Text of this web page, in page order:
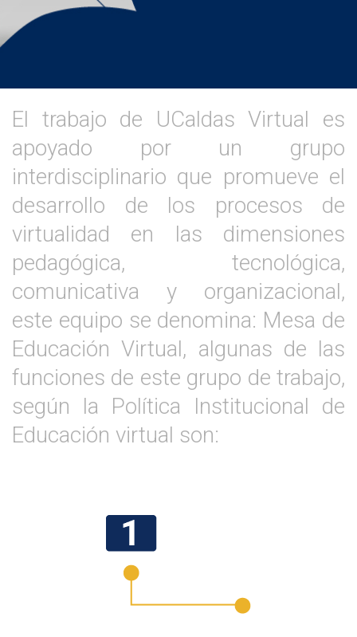
El trabajo de UCaldas Virtual es
apoyado por un grupo
interdisciplinario que promueve el
desarrollo de los procesos de
virtualidad en las dimensiones
pedagógica, tecnológica,
comunicativa y organizacional,
este equipo se denomina: Mesa de
Educación Virtual, algunas de las
funciones de este grupo de trabajo,
según la Política Institucional de
Educación virtual son: